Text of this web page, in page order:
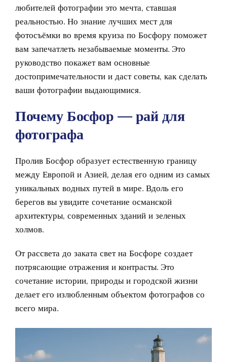
любителей фотографии это мечта, ставшая
реальностью. Но знание лучших мест для
фотосъёмки во время круиза по Босфору поможет
вам запечатлеть незабываемые моменты. Это
руководство покажет вам основные
достопримечательности и даст советы, как сделать
ваши фотографии выдающимися.
Почему Босфор — рай для
фотографа
Пролив Босфор образует естественную границу
между Европой и Азией, делая его одним из самых
уникальных водных путей в мире. Вдоль его
берегов вы увидите сочетание османской
архитектуры, современных зданий и зеленых
холмов.
От рассвета до заката свет на Босфоре создает
потрясающие отражения и контрасты. Это
сочетание истории, природы и городской жизни
делает его излюбленным объектом фотографов со
всего мира.